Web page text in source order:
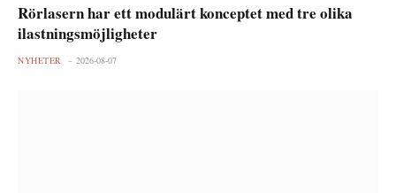
Rörlasern har ett modulärt konceptet med tre olika
ilastningsmöjligheter
NYHETER 2026-08-07